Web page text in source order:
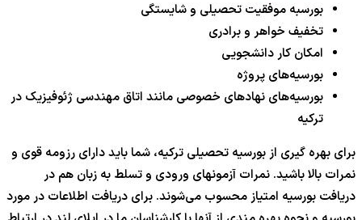
بورسبه موفقیت تحصیلی و شایستگی
تخفیف خواهر و برادری
امکان کار دانشجویی
بورسیه‌های پروژه
بورسیه‌های نهادهای خصوصی مانند اتاق مهندسی ژئوفیزیک در
ترکیه
برای بهره گیری از بورسیه تحصیلی ترکیه، شما باید دارای رزومه قوی و
نمرات بالا باشید. نمرات آزمونهای ورودی و تسلط به زبان هم در
دریافت بورسیه امتیاز محسوب می‌شوند. برای دریافت اطلاعات در مورد